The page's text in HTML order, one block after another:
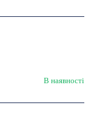
В наявності